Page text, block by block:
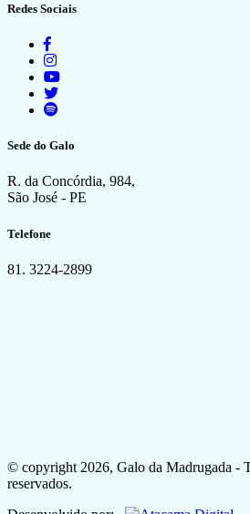
Redes Sociais
Sede do Galo
R. da Concórdia, 984,
São José - PE
Telefone
81. 3224-2899
© copyright 2026, Galo da Madrugada -
reservados.